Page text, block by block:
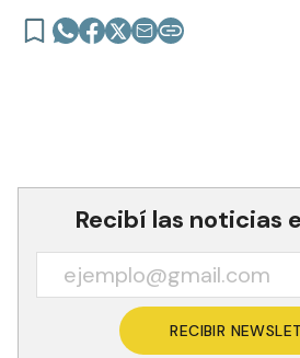
Recibí las noticias
RECIBIR